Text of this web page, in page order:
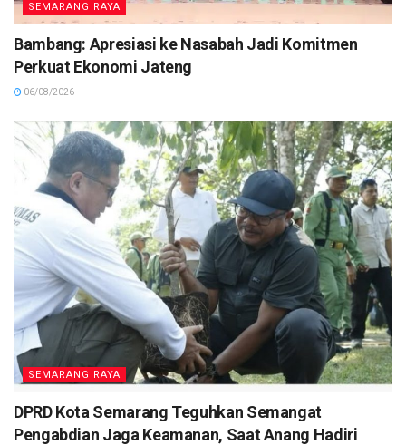
SEMARANG RAYA
Bambang: Apresiasi ke Nasabah Jadi Komitmen
Perkuat Ekonomi Jateng
06/08/2026
SEMARANG RAYA
DPRD Kota Semarang Teguhkan Semangat
Pengabdian Jaga Keamanan, Saat Anang Hadiri